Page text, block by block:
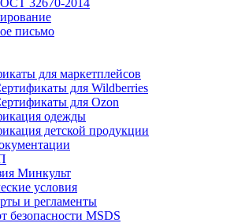
32670-2014
письмо
для маркетплейсов
для Wildberries
для Ozon
одежды
детской продукции
Минкульт
условия
и регламенты
безопасности MSDS